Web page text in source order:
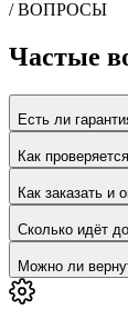
/ ВОПРОСЫ
Частые
Есть ли
Как
Как заказать и
Сколько идёт
Можно ли